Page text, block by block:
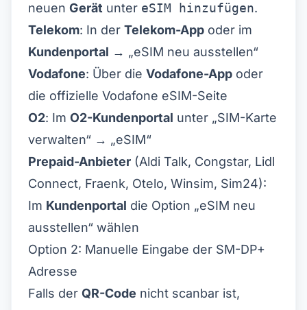
neuen Gerät unter eSIM hinzufügen.
Telekom: In der Telekom-App oder im
Kundenportal → „eSIM neu ausstellen“
Vodafone: Über die Vodafone-App oder
die offizielle Vodafone eSIM-Seite
O2: Im O2-Kundenportal unter „SIM-Karte
verwalten“ → „eSIM“
Prepaid-Anbieter (Aldi Talk, Congstar, Lidl
Connect, Fraenk, Otelo, Winsim, Sim24):
Im Kundenportal die Option „eSIM neu
ausstellen“ wählen
Option 2: Manuelle Eingabe der SM-DP+
Adresse
Falls der QR-Code nicht scanbar ist,